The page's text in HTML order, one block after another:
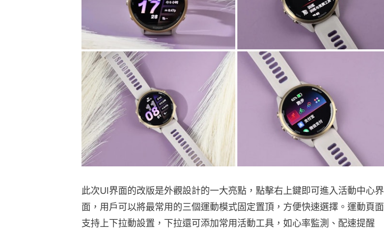
此次UI界面的改版是外觀設計的一大亮點，點擊右上鍵即可進入活動中心界
面，用戶可以將最常用的三個運動模式固定置頂，方便快速選擇。運動頁面
支持上下拉動設置，下拉還可添加常用活動工具，如心率監測、配速提醒